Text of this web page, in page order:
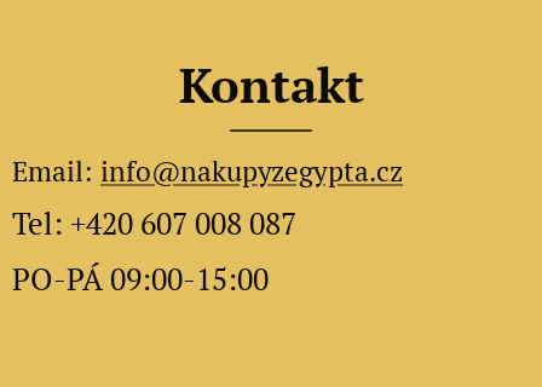
Kontakt
Email: info@nakupyzegypta.cz
Tel: +420 607 008 087
PO-PÁ 09:00-15:00